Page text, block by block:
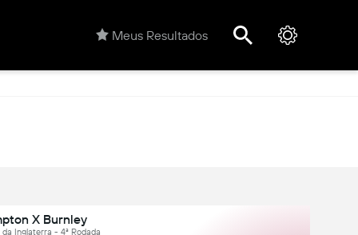
Meus Resultados
X Burnley
Inglaterra - 4ª Rodada